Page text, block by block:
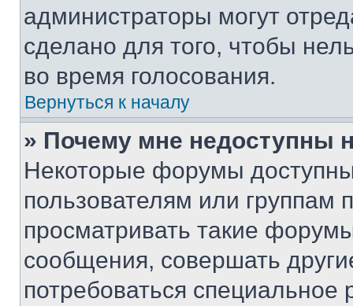
администраторы могут
сделано для того, чтобы
во время голосования.
Вернуться к началу
» Почему мне недоступны
Некоторые форумы
пользователям или группам
просматривать такие
сообщения, совершать
потребоваться